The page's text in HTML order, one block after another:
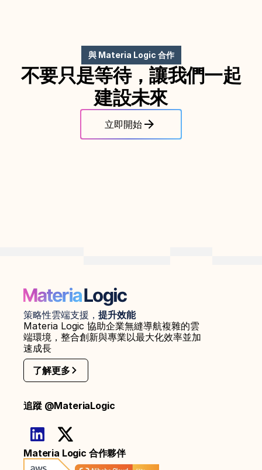
與 Materia Logic 合作
不要只是等待，讓我們一起
建設未來
立即開始
策略性雲端支援， 提升效能
Materia Logic 協助企業無縫導航複雜的雲
端環境，整合創新與專業以最大化效率並加
速成長
了解更多
追蹤 @MateriaLogic
Materia Logic 合作夥伴